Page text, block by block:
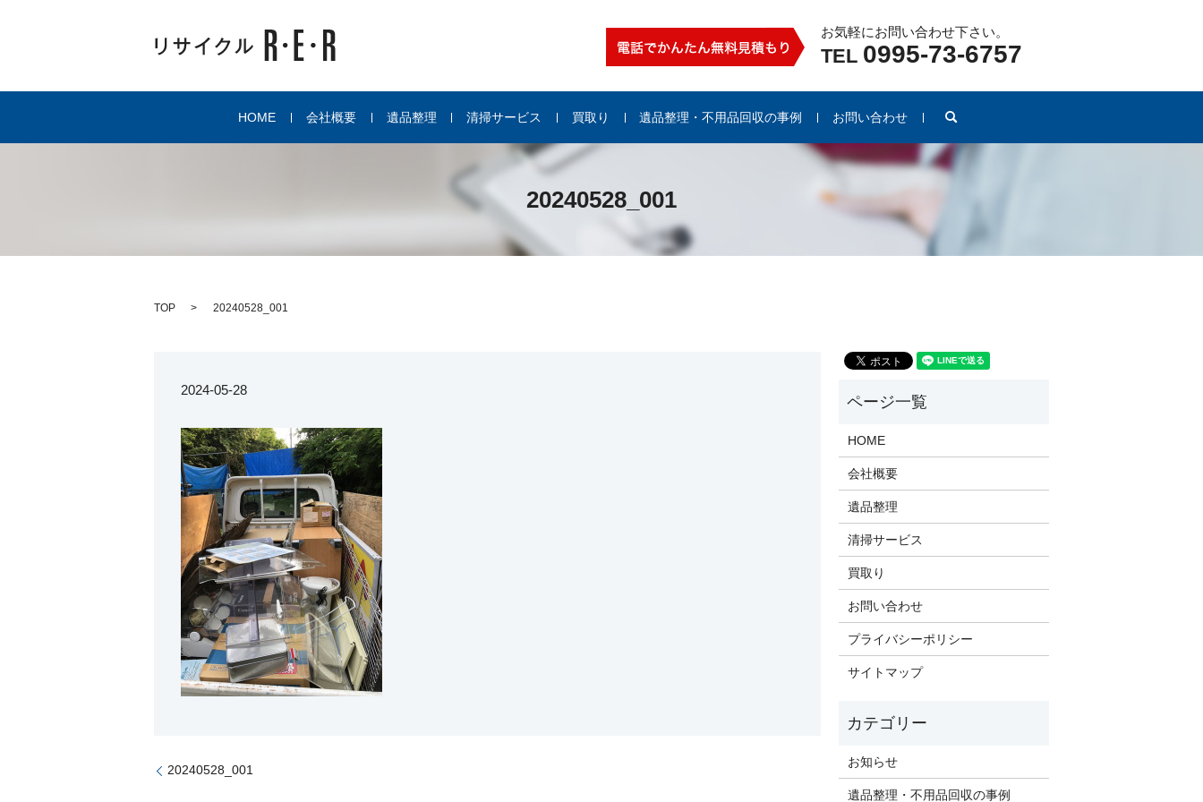
お気軽にお問い合わせ下さい。
TEL 0995-73-6757
HOME 会社概要 遺品整理 清掃サービス 買取り 遺品整理・不用品回収の事例 お問い合わせ
20240528_001
TOP 20240528_001
2024-05-28
20240528_001
HOME
会社概要
遺品整理
清掃サービス
買取り
お問い合わせ
プライバシーポリシー
サイトマップ
お知らせ
遺品整理・不用品回収の事例